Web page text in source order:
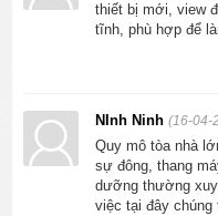
thiết bị mới, view
tĩnh, phù hợp để
NInh Ninh(16-04-
Quy mô tòa nhà
sự đông, thang
dưỡng thường
việc tại đây chúng